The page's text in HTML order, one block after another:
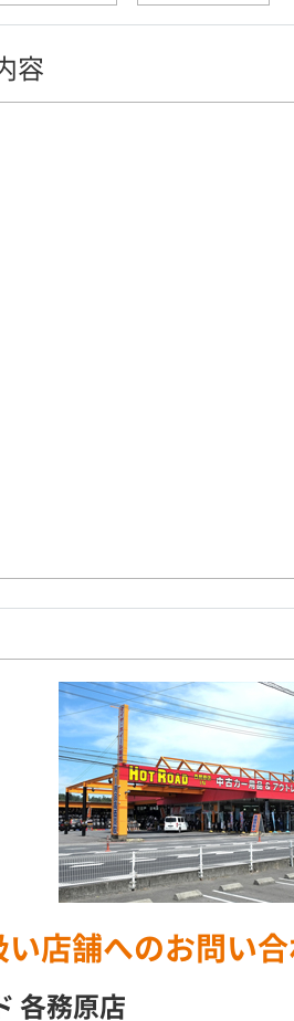
容
い店舗へのお問い
各務原店